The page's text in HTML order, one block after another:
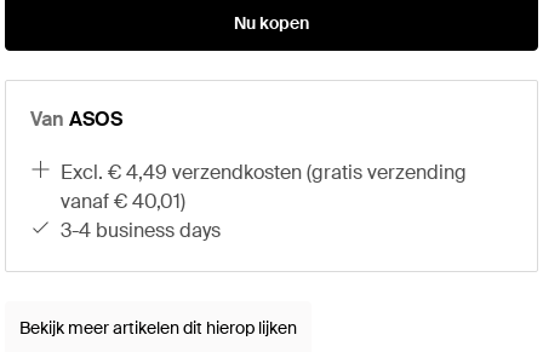
Nu kopen
Van ASOS
excl. € 4,49 verzendkosten (gratis verzending
vanaf € 40,01)
3-4 business days
Bekijk meer artikelen dit hierop lijken